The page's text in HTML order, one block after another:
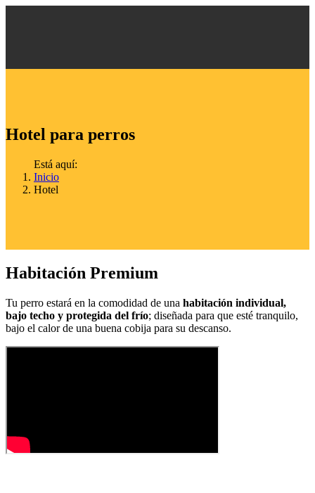
Hotel para perros
Está aquí:
Inicio
Hotel
Habitación Premium
Tu perro estará en la comodidad de una habitación individual,
bajo techo y protegida del frío; diseñada para que esté tranquilo,
bajo el calor de una buena cobija para su descanso.